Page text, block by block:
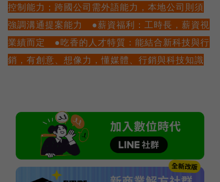
控制能力；跨國公司需外語能力，本地公司則須
強調溝通提案能力 ●薪資福利：工時長，薪資視
業績而定 ●吃香的人才特質：能結合新科技與行
銷，有創意、想像力，懂媒體、行銷與科技知識